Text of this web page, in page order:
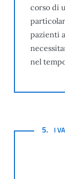
corso di
pazienti
nel
I5. I